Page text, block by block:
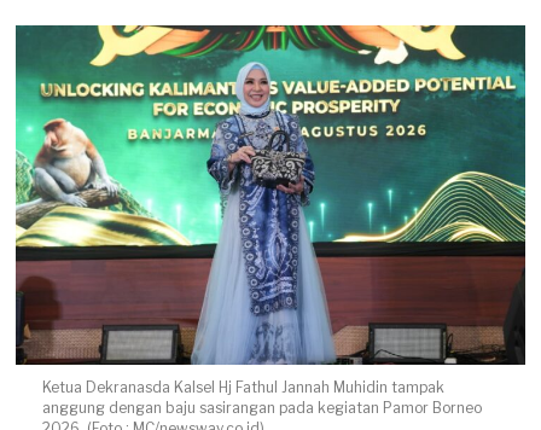
Ketua Dekranasda Kalsel Hj Fathul Jannah Muhidin tampak
anggung dengan baju sasirangan pada kegiatan Pamor Borneo